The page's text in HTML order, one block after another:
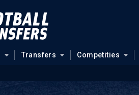
Transfers Competities